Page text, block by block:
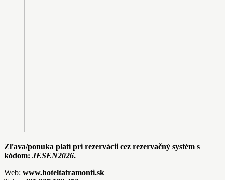
Zľava/ponuka platí pri rezervácii cez rezervačný systém s
kódom: JESEN2026.
Web: www.hoteltatramonti.sk